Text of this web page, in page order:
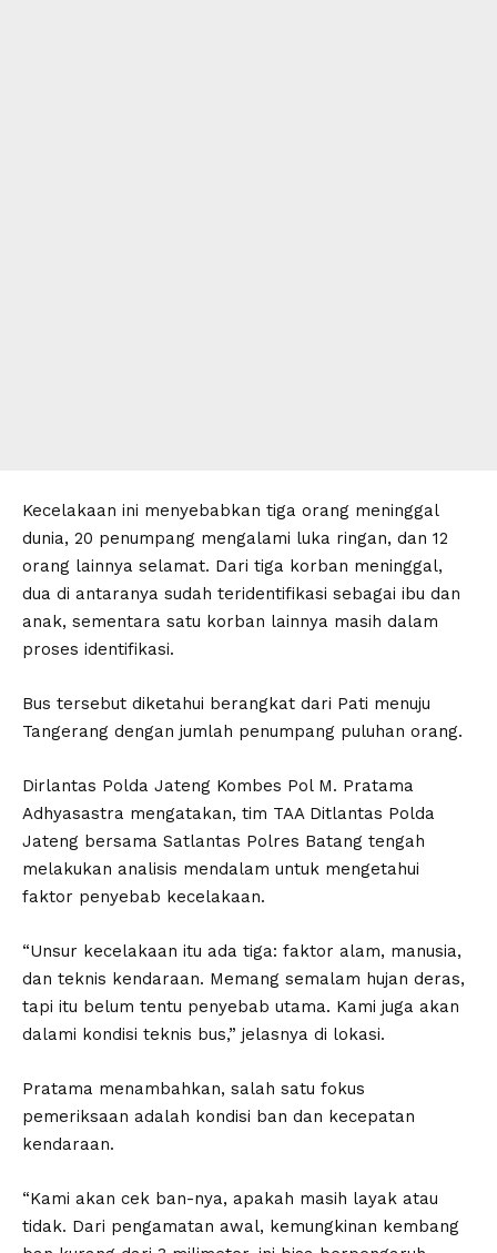
Kecelakaan ini menyebabkan tiga orang meninggal
dunia, 20 penumpang mengalami luka ringan, dan 12
orang lainnya selamat. Dari tiga korban meninggal,
dua di antaranya sudah teridentifikasi sebagai ibu dan
anak, sementara satu korban lainnya masih dalam
proses identifikasi.
Bus tersebut diketahui berangkat dari Pati menuju
Tangerang dengan jumlah penumpang puluhan orang.
Dirlantas Polda Jateng Kombes Pol M. Pratama
Adhyasastra mengatakan, tim TAA Ditlantas Polda
Jateng bersama Satlantas Polres Batang tengah
melakukan analisis mendalam untuk mengetahui
faktor penyebab kecelakaan.
“Unsur kecelakaan itu ada tiga: faktor alam, manusia,
dan teknis kendaraan. Memang semalam hujan deras,
tapi itu belum tentu penyebab utama. Kami juga akan
dalami kondisi teknis bus,” jelasnya di lokasi.
Pratama menambahkan, salah satu fokus
pemeriksaan adalah kondisi ban dan kecepatan
kendaraan.
“Kami akan cek ban-nya, apakah masih layak atau
tidak. Dari pengamatan awal, kemungkinan kembang